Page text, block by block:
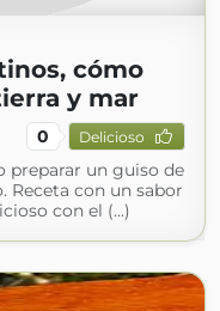
cómo
y mar
0 Delicioso
preparar un guiso de
Receta con un sabor
con el (...)